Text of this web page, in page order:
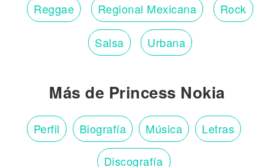
Reggae Regional Mexicana Rock
Salsa Urbana
Más de Princess Nokia
Perfil Biografía Música Letras
Discografía